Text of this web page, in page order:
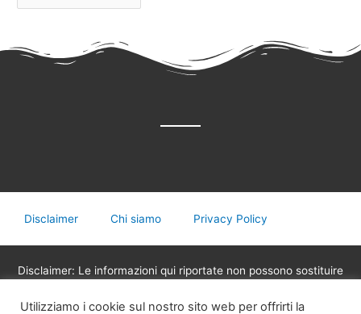
Disclaimer Chi siamo Privacy Policy
Disclaimer: Le informazioni qui riportate non possono sostituire
legalmente abilitati alla professione, non devono essere
Utilizziamo i cookie sul nostro sito web per offrirti la